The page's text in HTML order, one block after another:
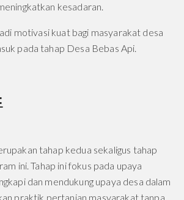
kesadaran.
motivasi kuat bagi masyarakat desa
pada tahap Desa Bebas Api.
tahap kedua sekaligus tahap
ini. Tahap ini fokus pada upaya
dan mendukung upaya desa dalam
praktik pertanian masyarakat tanpa